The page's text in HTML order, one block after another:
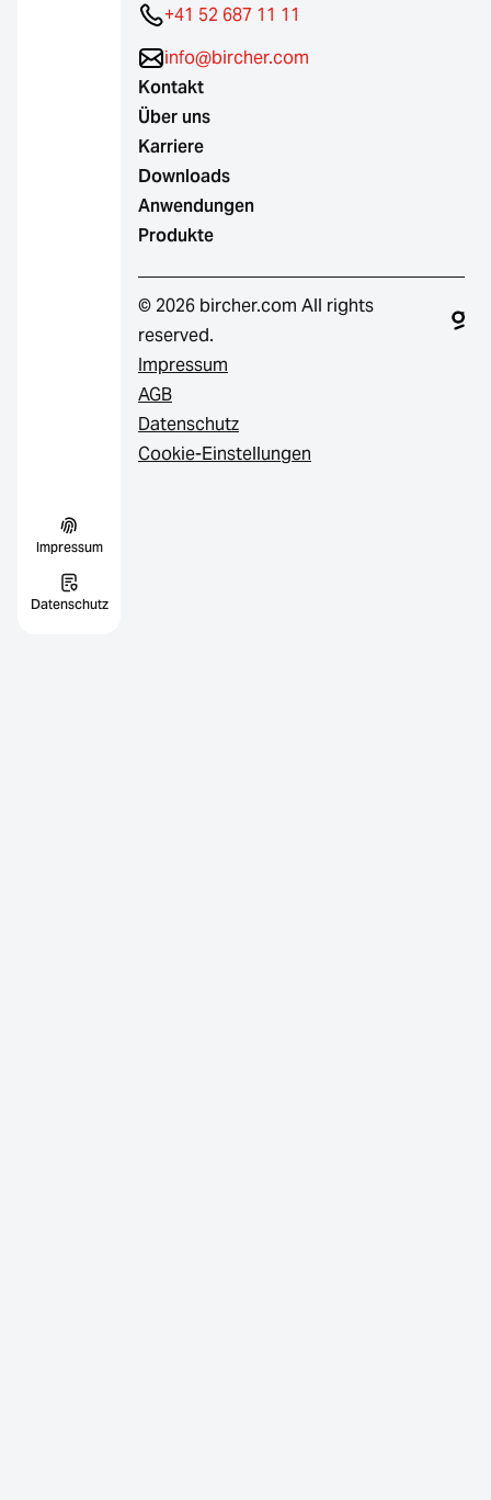
Impressum
Datenschutz
+41 52 687 11 11
info@bircher.com
Kontakt
Über uns
Karriere
Downloads
Anwendungen
Produkte
© 2026 bircher.com All rights
reserved.
Impressum
AGB
Datenschutz
Cookie-Einstellungen